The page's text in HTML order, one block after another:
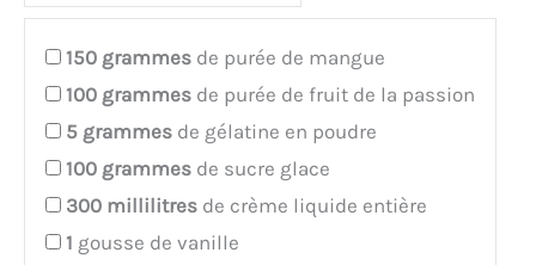
150 grammes de purée de mangue
100 grammes de purée de fruit de la passion
5 grammes de gélatine en poudre
100 grammes de sucre glace
300 millilitres de crème liquide entière
1 gousse de vanille